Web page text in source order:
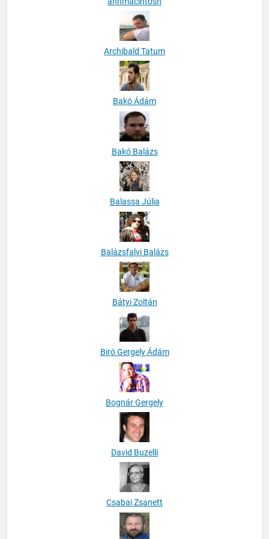
Archibald Tatum
Bakó Ádám
Bakó Balázs
Balassa Júlia
Balázsfalvi Balázs
Bátyi Zoltán
Biró Gergely Ádám
Bognár Gergely
David Buzelli
Csabai Zsanett